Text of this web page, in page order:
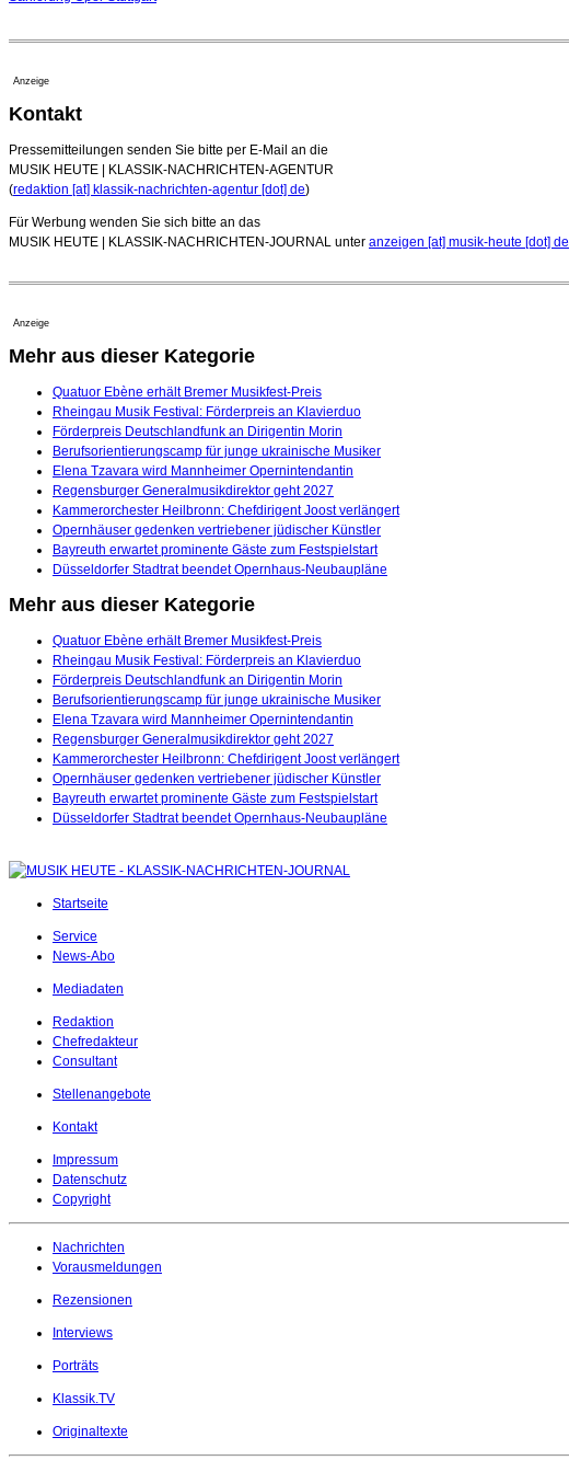
Anzeige
Kontakt
Pressemitteilungen senden Sie bitte per E-Mail an die
MUSIK HEUTE | KLASSIK-NACHRICHTEN-AGENTUR
(redaktion [at] klassik-nachrichten-agentur [dot] de)
Für Werbung wenden Sie sich bitte an das
MUSIK HEUTE | KLASSIK-NACHRICHTEN-JOURNAL unter anzeigen [at] musik-heute [dot] de
Anzeige
Mehr aus dieser Kategorie
Quatuor Ebène erhält Bremer Musikfest-Preis
Rheingau Musik Festival: Förderpreis an Klavierduo
Förderpreis Deutschlandfunk an Dirigentin Morin
Berufsorientierungscamp für junge ukrainische Musiker
Elena Tzavara wird Mannheimer Opernintendantin
Regensburger Generalmusikdirektor geht 2027
Kammerorchester Heilbronn: Chefdirigent Joost verlängert
Opernhäuser gedenken vertriebener jüdischer Künstler
Bayreuth erwartet prominente Gäste zum Festspielstart
Düsseldorfer Stadtrat beendet Opernhaus-Neubaupläne
Mehr aus dieser Kategorie
Quatuor Ebène erhält Bremer Musikfest-Preis
Rheingau Musik Festival: Förderpreis an Klavierduo
Förderpreis Deutschlandfunk an Dirigentin Morin
Berufsorientierungscamp für junge ukrainische Musiker
Elena Tzavara wird Mannheimer Opernintendantin
Regensburger Generalmusikdirektor geht 2027
Kammerorchester Heilbronn: Chefdirigent Joost verlängert
Opernhäuser gedenken vertriebener jüdischer Künstler
Bayreuth erwartet prominente Gäste zum Festspielstart
Düsseldorfer Stadtrat beendet Opernhaus-Neubaupläne
Startseite
Service
News-Abo
Mediadaten
Redaktion
Chefredakteur
Consultant
Stellenangebote
Kontakt
Impressum
Datenschutz
Copyright
Nachrichten
Vorausmeldungen
Rezensionen
Interviews
Porträts
Klassik.TV
Originaltexte